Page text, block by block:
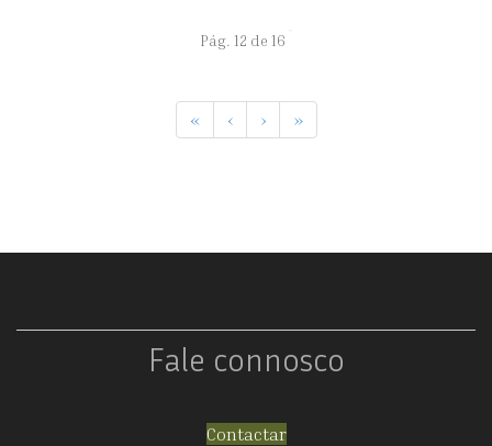
Pág. 12 de 16
« ‹ › »
Fale connosco
Contactar